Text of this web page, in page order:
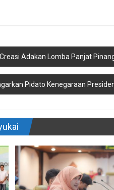
Adakan Lomba Panjat
Pidato Kenegaraan